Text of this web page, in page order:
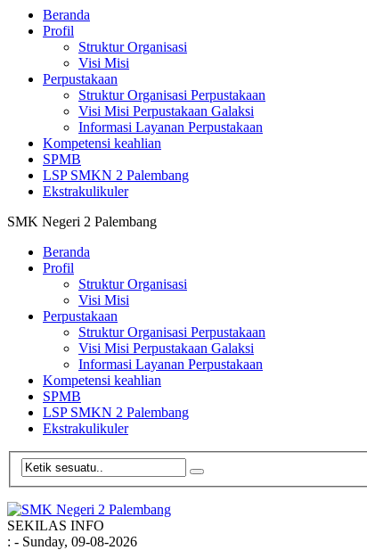
Beranda
Profil
Struktur Organisasi
Visi Misi
Perpustakaan
Struktur Organisasi Perpustakaan
Visi Misi Perpustakaan Galaksi
Informasi Layanan Perpustakaan
Kompetensi keahlian
SPMB
LSP SMKN 2 Palembang
Ekstrakulikuler
SMK Negeri 2 Palembang
Beranda
Profil
Struktur Organisasi
Visi Misi
Perpustakaan
Struktur Organisasi Perpustakaan
Visi Misi Perpustakaan Galaksi
Informasi Layanan Perpustakaan
Kompetensi keahlian
SPMB
LSP SMKN 2 Palembang
Ekstrakulikuler
SEKILAS INFO
: - Sunday, 09-08-2026